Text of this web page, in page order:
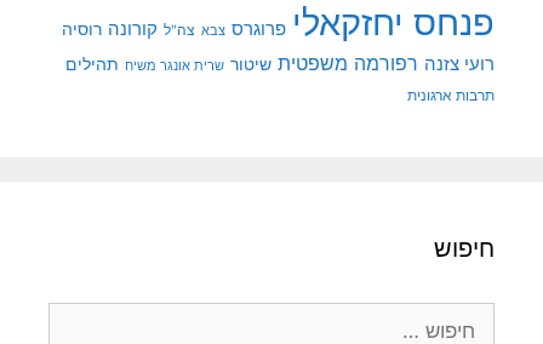
פנחס יחזקאלי פרוגרס צבא צה"ל קורונה רוסיה
רועי צזנה רפורמה משפטית שיטור שרית אונגר משיח תהילים
תרבות ארגונית
חיפוש